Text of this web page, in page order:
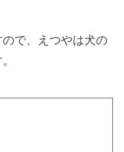
ので、えつやは犬の